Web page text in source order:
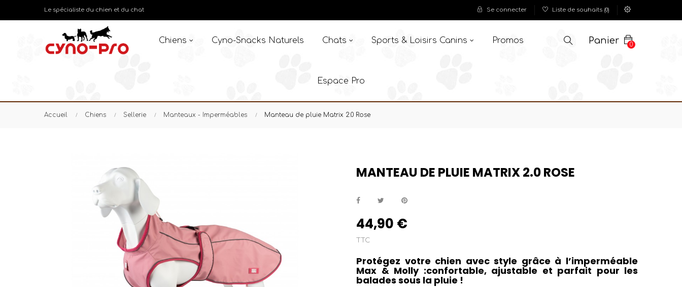
Le spécialiste du chien et du chat Se connecter Liste de souhaits(0)
Chiens Cyno-Snacks Naturels Chats Sports & Loisirs Canins Promos
Espace Pro
Panier 0
Accueil Chiens Sellerie Manteaux - Imperméables Manteau de pluie Matrix 2.0 Rose
MANTEAU DE PLUIE MATRIX 2.0 ROSE
44,90 €
TTC
Protégez votre chien avec style grâce à l’imperméable
Max & Molly :confortable, ajustable et parfait pour les
balades sous la pluie !